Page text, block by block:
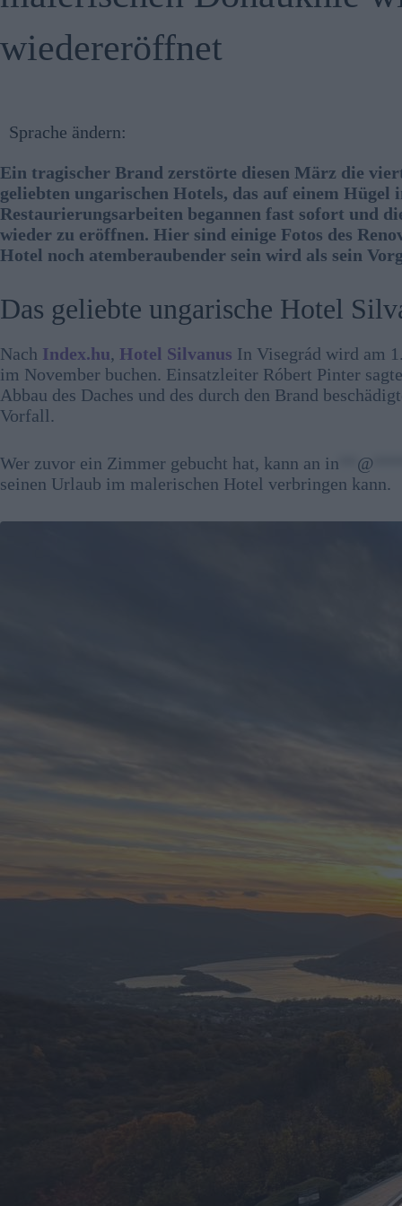
wiedereröffnet
Sprache ändern:
Ein tragischer Brand zerstörte diesen März die
geliebten ungarischen Hotels, das auf einem
Restaurierungsarbeiten begannen fast sofort und
wieder zu eröffnen. Hier sind einige Fotos des
Hotel noch atemberaubender sein wird als sein
Das geliebte ungarische Hotel
Nach Index.hu, Hotel Silvanus In Visegrád wird am
im November buchen. Einsatzleiter Róbert Pinter
Abbau des Daches und des durch den Brand
Vorfall.
Wer zuvor ein Zimmer gebucht hat, kann an in @
seinen Urlaub im malerischen Hotel verbringen kann.